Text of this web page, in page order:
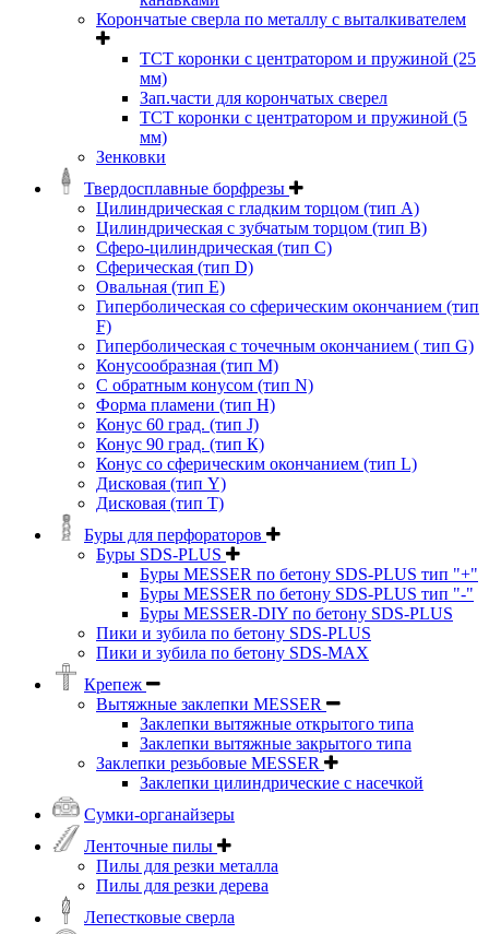
Корончатые сверла по металлу c выталкивателем
ТСТ коронки с центратором и пружиной (25
мм)
Зап.части для корончатых сверел
ТСТ коронки с центратором и пружиной (5
мм)
Зенковки
Твердосплавные борфрезы
Цилиндрическая с гладким торцом (тип А)
Цилиндрическая с зубчатым торцом (тип В)
Сферо-цилиндрическая (тип С)
Сферическая (тип D)
Овальная (тип Е)
Гиперболическая со сферическим окончанием (тип
F)
Гиперболическая с точечным окончанием ( тип G)
Конусообразная (тип М)
C обратным конусом (тип N)
Форма пламени (тип H)
Конус 60 град. (тип J)
Конус 90 град. (тип К)
Конус со сферическим окончанием (тип L)
Дисковая (тип Y)
Дисковая (тип Т)
Буры для перфораторов
Буры SDS-PLUS
Буры MESSER по бетону SDS-PLUS тип "+"
Буры MESSER по бетону SDS-PLUS тип "-"
Буры MESSER-DIY по бетону SDS-PLUS
Пики и зубила по бетону SDS-PLUS
Пики и зубила по бетону SDS-MAX
Крепеж
Вытяжные заклепки MESSER
Заклепки вытяжные открытого типа
Заклепки вытяжные закрытого типа
Заклепки резьбовые MESSER
Заклепки цилиндрические с насечкой
Сумки-органайзеры
Ленточные пилы
Пилы для резки металла
Пилы для резки дерева
Лепестковые сверла